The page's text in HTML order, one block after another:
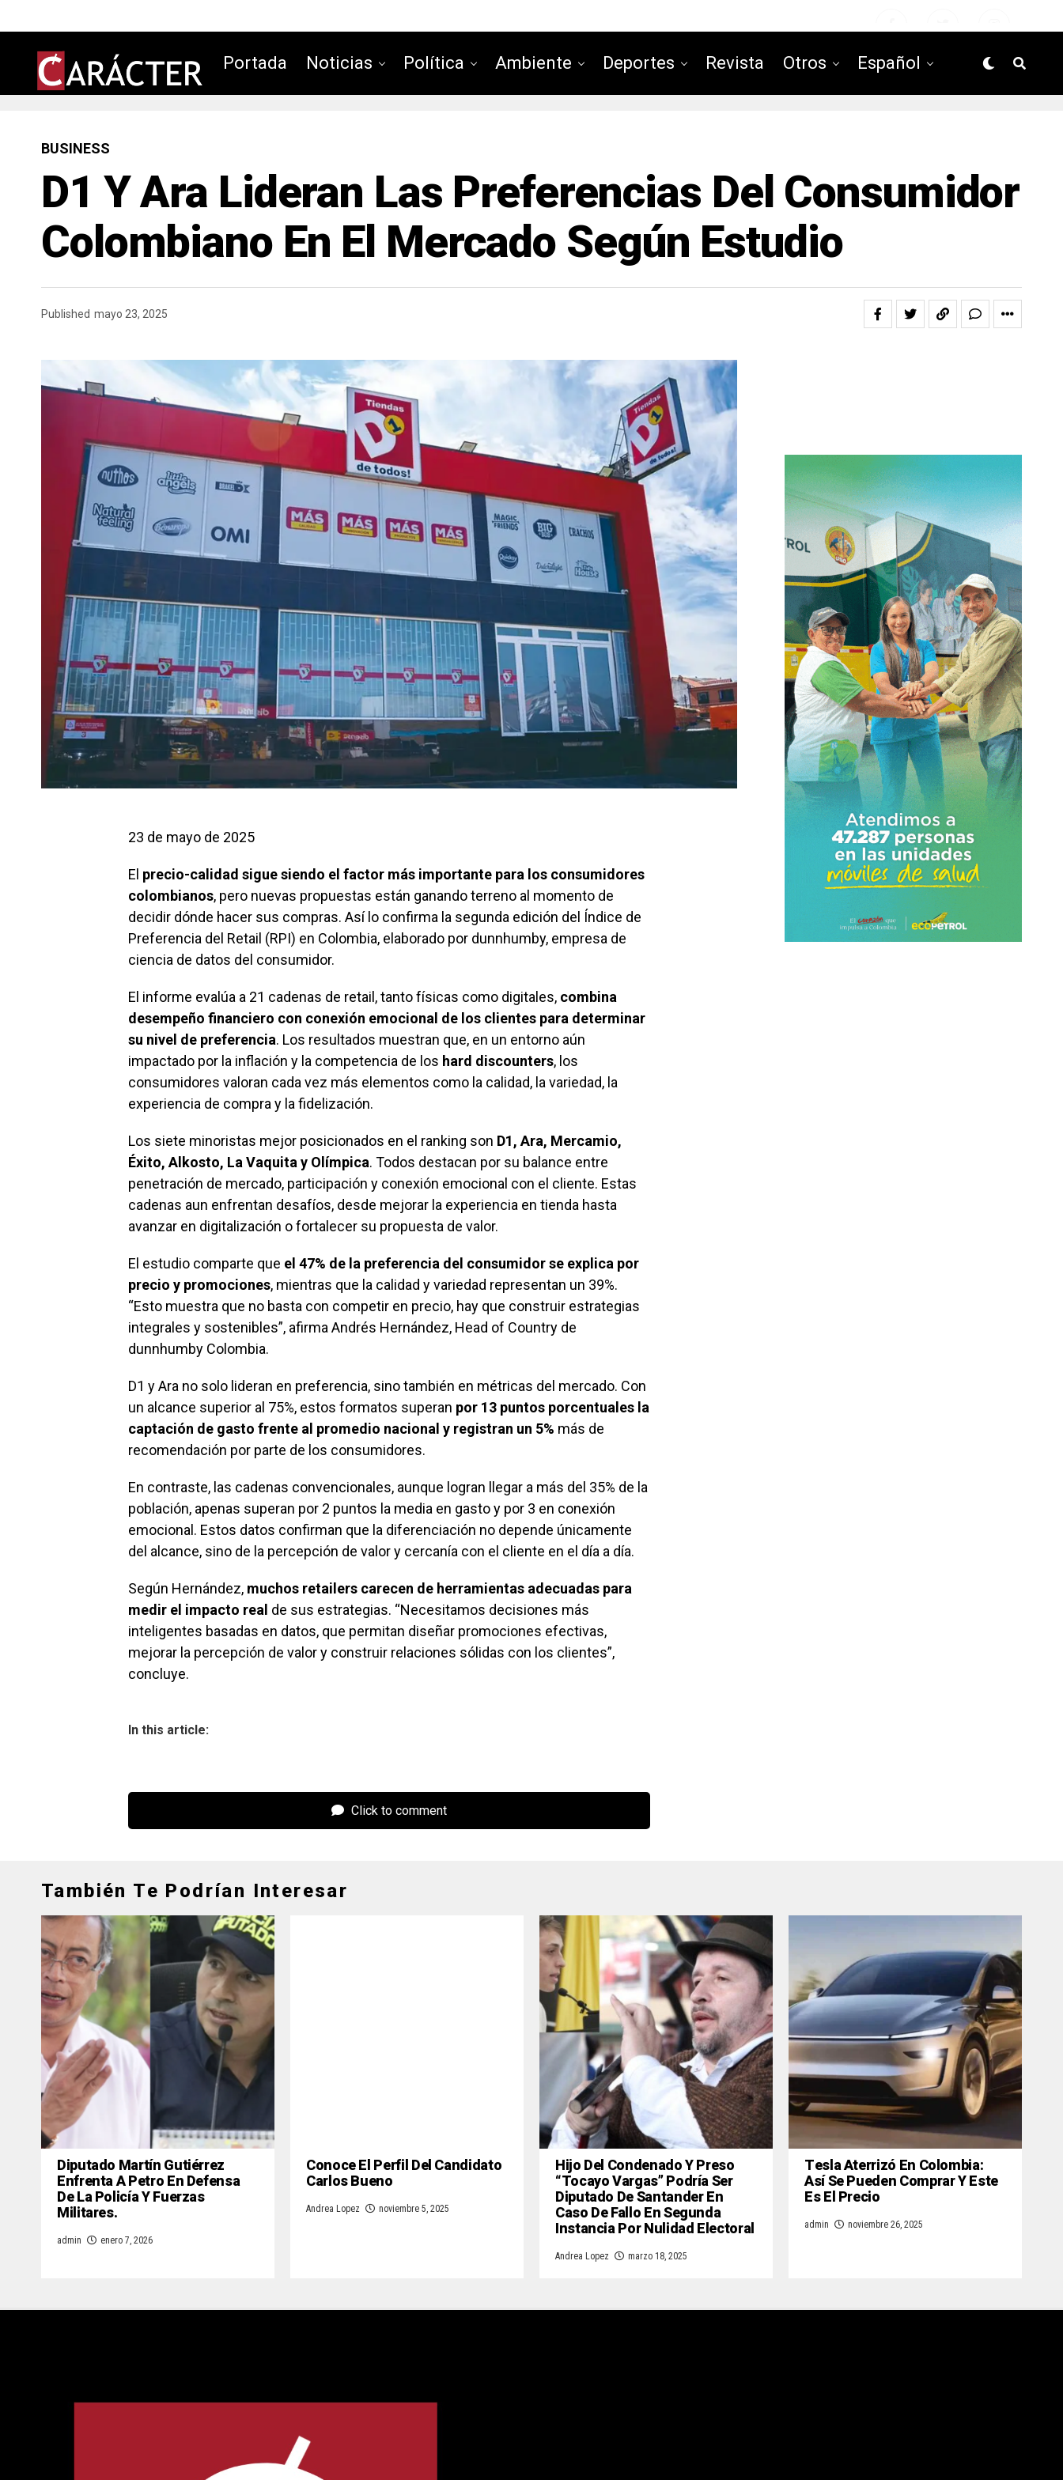
Portada Noticias Política Ambiente Deportes Revista Otros Español
BUSINESS
D1 Y Ara Lideran Las Preferencias Del Consumidor
Colombiano En El Mercado Según Estudio
Published mayo 23, 2025
23 de mayo de 2025
El precio-calidad sigue siendo el factor más importante para los consumidores
colombianos, pero nuevas propuestas están ganando terreno al momento de
decidir dónde hacer sus compras. Así lo confirma la segunda edición del Índice de
Preferencia del Retail (RPI) en Colombia, elaborado por dunnhumby, empresa de
ciencia de datos del consumidor.
El informe evalúa a 21 cadenas de retail, tanto físicas como digitales, combina
desempeño financiero con conexión emocional de los clientes para determinar
su nivel de preferencia. Los resultados muestran que, en un entorno aún
impactado por la inflación y la competencia de los hard discounters, los
consumidores valoran cada vez más elementos como la calidad, la variedad, la
experiencia de compra y la fidelización.
Los siete minoristas mejor posicionados en el ranking son D1, Ara, Mercamio,
Éxito, Alkosto, La Vaquita y Olímpica. Todos destacan por su balance entre
penetración de mercado, participación y conexión emocional con el cliente. Estas
cadenas aun enfrentan desafíos, desde mejorar la experiencia en tienda hasta
avanzar en digitalización o fortalecer su propuesta de valor.
El estudio comparte que el 47% de la preferencia del consumidor se explica por
precio y promociones, mientras que la calidad y variedad representan un 39%.
“Esto muestra que no basta con competir en precio, hay que construir estrategias
integrales y sostenibles”, afirma Andrés Hernández, Head of Country de
dunnhumby Colombia.
D1 y Ara no solo lideran en preferencia, sino también en métricas del mercado. Con
un alcance superior al 75%, estos formatos superan por 13 puntos porcentuales la
captación de gasto frente al promedio nacional y registran un 5% más de
recomendación por parte de los consumidores.
En contraste, las cadenas convencionales, aunque logran llegar a más del 35% de la
población, apenas superan por 2 puntos la media en gasto y por 3 en conexión
emocional. Estos datos confirman que la diferenciación no depende únicamente
del alcance, sino de la percepción de valor y cercanía con el cliente en el día a día.
Según Hernández, muchos retailers carecen de herramientas adecuadas para
medir el impacto real de sus estrategias. “Necesitamos decisiones más
inteligentes basadas en datos, que permitan diseñar promociones efectivas,
mejorar la percepción de valor y construir relaciones sólidas con los clientes”,
concluye.
In this article:
Click to comment
También Te Podrían Interesar
Diputado Martín Gutiérrez
Enfrenta A Petro En Defensa
De La Policía Y Fuerzas
Militares.
admin enero 7, 2026
Conoce El Perfil Del Candidato
Carlos Bueno
Andrea Lopez noviembre 5, 2025
Hijo Del Condenado Y Preso
“Tocayo Vargas” Podría Ser
Diputado De Santander En
Caso De Fallo En Segunda
Instancia Por Nulidad Electoral
Andrea Lopez marzo 18, 2025
Tesla Aterrizó En Colombia:
Así Se Pueden Comprar Y Este
Es El Precio
admin noviembre 26, 2025